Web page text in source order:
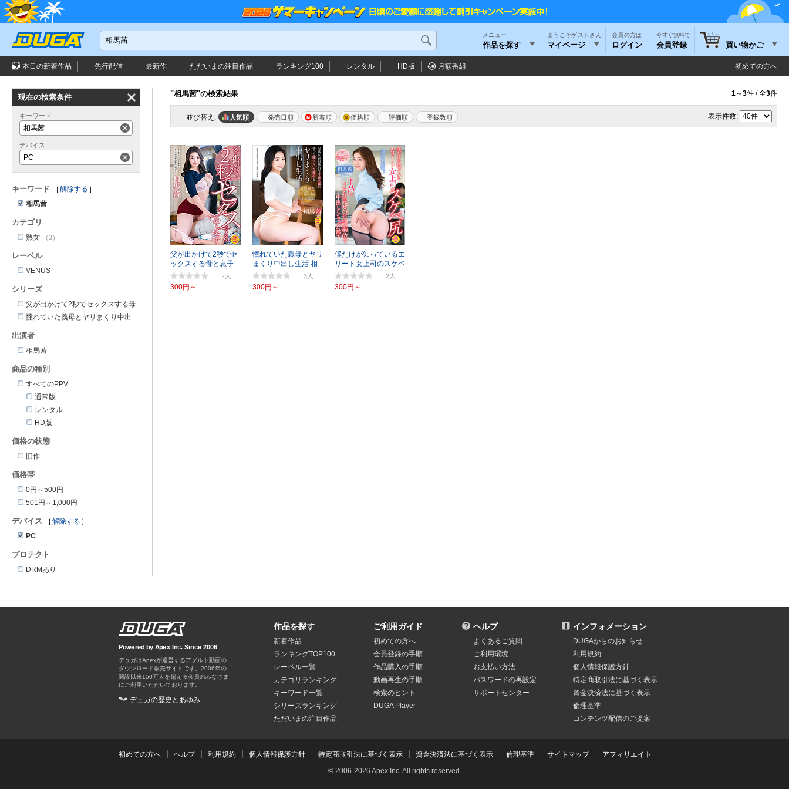
メニュー
作品を探す
ようこそゲストさん
マイページ ログイン
今すぐ無料で
会員登録 買い物かご
本日の新着作品 先行配信 最新作 ただいまの注目作品 ランキング100 レンタル HD版 月額番組 初めての方へ
"相馬茜"の検索結果 1～3件 / 全3件
並び替え: 人気順 発売日順 新着順 価格順 評価順 表示件数:
父が出かけて2秒でセ
ックスする母と息子
相馬茜
2
300円～
憧れていた義母とヤリ
まくり中出し生活 相
馬茜
3
300円～
僕だけが知っているエ
リート女上司のスケベ
尻 相馬茜
2
300円～
現在の検索条件
キーワード
相馬茜
デバイス
PC
キーワード
解除する
相馬茜
カテゴリ
熟女 （3）
レーベル
VENUS
シリーズ
父が出かけて2秒でセックスする母と息子
憧れていた義母とヤリまくり中出し生活
出演者
相馬茜
商品の種別
すべてのPPV
通常版
レンタル
HD版
価格の状態
旧作
価格帯
0円～500円
501円～1,000円
デバイス
解除する
PC
プロテクト
DRMあり
Powered by Apex Inc. Since 2006
デュガはApexが運営するアダルト動画の
ダウンロード販売サイトです。
デュガの歴史とあゆみ
作品を探す
新着作品
ランキングTOP100
レーベル一覧
カテゴリランキング
キーワード一覧
シリーズランキング
ただいまの注目作品
ご利用ガイド
初めての方へ
会員登録の手順
作品購入の手順
動画再生の手順
検索のヒント
DUGA Player
ヘルプ
よくあるご質問
ご利用環境
お支払い方法
パスワードの再設定
サポートセンター
インフォメーション
DUGAからのお知らせ
利用規約
個人情報保護方針
特定商取引法に基づく表示
資金決済法に基づく表示
倫理基準
コンテンツ配信のご提案
初めての方へ ヘルプ 利用規約 個人情報保護方針 特定商取引法に基づく表示 資金決済法に基づく表示 倫理基準 サイトマップ
アフィリエイト
© 2006-2026 Apex Inc. All rights reserved.